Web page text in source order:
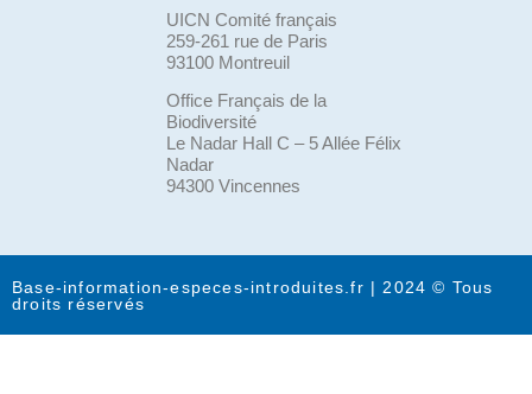
UICN Comité français
259-261 rue de Paris
93100 Montreuil
Office Français de la
Biodiversité
Le Nadar Hall C – 5 Allée Félix
Nadar
94300 Vincennes
Base-information-especes-introduites.fr | 2024 © Tous
droits réservés